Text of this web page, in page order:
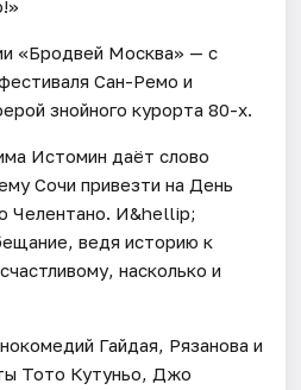
«Бродвей Москва» — с
Сан-Ремо и
знойного курорта 80-х.
Истомин даёт слово
Сочи привезти на День
Челентано. И&hellip;
ведя историю к
насколько и
Гайдая, Рязанова и
Тото Кутуньо, Джо